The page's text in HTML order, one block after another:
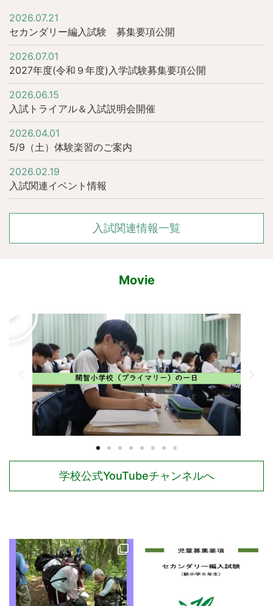
2026.07.21
セカンダリー編入試験 募集要項公開
2026.07.01
2027年度(令和９年度)入学試験募集要項公開
2026.06.15
入試トライアル＆入試説明会開催
2026.04.01
5/9（土）体験楽習のご案内
2026.02.19
入試関連イベント情報
入試関連情報一覧
Movie
学校公式YouTubeチャンネルへ